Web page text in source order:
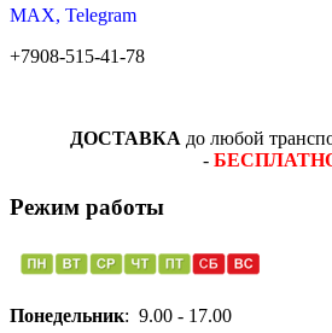
MAX, Telegram
+7908-515-41-78
ДОСТАВКА до любой
-
Режим работы
Понедельник: 9.00 - 17.00